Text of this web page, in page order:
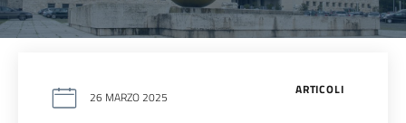
ARTICOLI
26 MARZO 2025